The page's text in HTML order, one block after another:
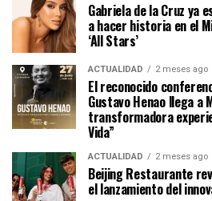
Gabriela de la Cruz ya
a hacer historia en el
‘All Stars’
ACTUALIDAD 2 meses ago
El reconocido
Gustavo Henao llega a
transformadora
Vida”
ACTUALIDAD 2 meses ago
Beijing Restaurante
el lanzamiento del